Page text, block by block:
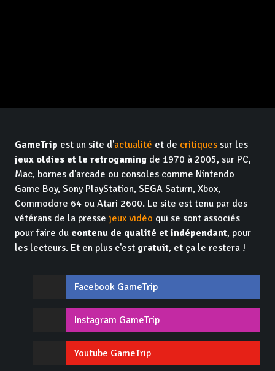
GameTrip est un site d'actualité et de critiques sur les
jeux oldies et le retrogaming de 1970 à 2005, sur PC,
Mac, bornes d'arcade ou consoles comme Nintendo
Game Boy, Sony PlayStation, SEGA Saturn, Xbox,
Commodore 64 ou Atari 2600. Le site est tenu par des
vétérans de la presse jeux vidéo qui se sont associés
pour faire du contenu de qualité et indépendant, pour
les lecteurs. Et en plus c'est gratuit, et ça le restera !
Facebook GameTrip
Instagram GameTrip
Youtube GameTrip